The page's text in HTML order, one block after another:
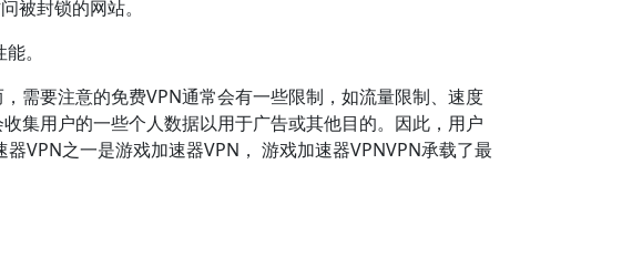
被封锁的网站。
。
需要注意的免费VPN通常会有一些限制，如流量限制、速度
集用户的一些个人数据以用于广告或其他目的。因此，用户
VPN之一是游戏加速器VPN， 游戏加速器VPNVPN承载了最